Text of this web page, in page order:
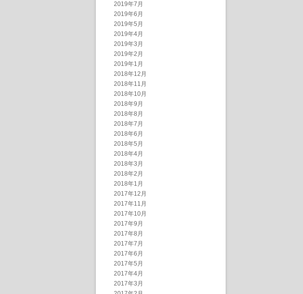
2019年7月
2019年6月
2019年5月
2019年4月
2019年3月
2019年2月
2019年1月
2018年12月
2018年11月
2018年10月
2018年9月
2018年8月
2018年7月
2018年6月
2018年5月
2018年4月
2018年3月
2018年2月
2018年1月
2017年12月
2017年11月
2017年10月
2017年9月
2017年8月
2017年7月
2017年6月
2017年5月
2017年4月
2017年3月